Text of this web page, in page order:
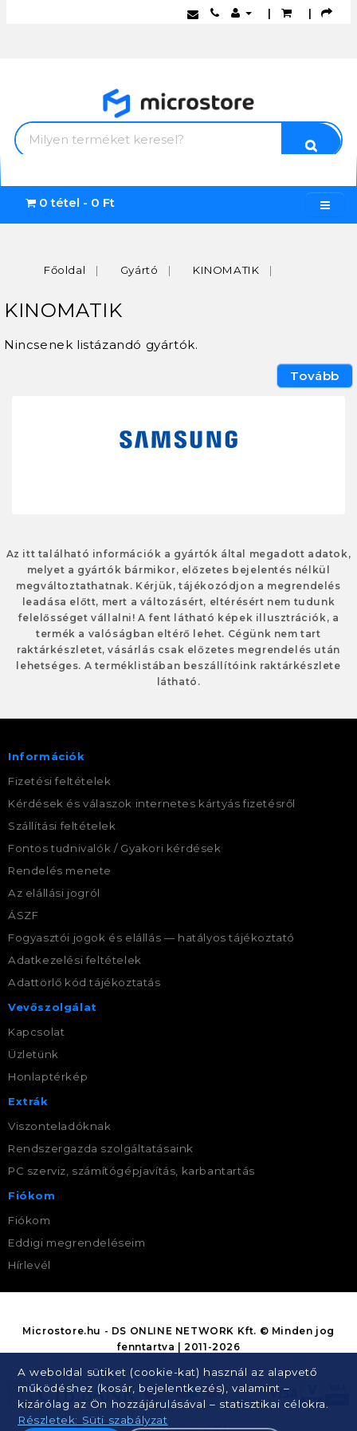
| |
0 tétel - 0 Ft
Főoldal Gyártó KINOMATIK
KINOMATIK
Nincsenek listázandó gyártók.
Tovább
Az itt található információk a gyártók által megadott adatok,
melyet a gyártók bármikor, előzetes bejelentés nélkül
megváltoztathatnak. Kérjük, tájékozódjon a megrendelés
leadása előtt, mert a változásért, eltérésért nem tudunk
felelősséget vállalni! A fent látható képek illusztrációk, a
termék a valóságban eltérő lehet. Cégünk nem tart
raktárkészletet, vásárlás csak előzetes megrendelés után
lehetséges. A terméklistában beszállítóink raktárkészlete
látható.
Információk
Fizetési feltételek
Kérdések és válaszok internetes kártyás fizetésről
Szállítási feltételek
Fontos tudnivalók / Gyakori kérdések
Rendelés menete
Az elállási jogról
ÁSZF
Fogyasztói jogok és elállás — hatályos tájékoztató
Adatkezelési feltételek
Adattörlő kód tájékoztatás
Vevőszolgálat
Kapcsolat
Üzletünk
Honlaptérkép
Extrák
Viszonteladóknak
Rendszergazda szolgáltatásaink
PC szerviz, számítógépjavítás, karbantartás
Fiókom
Fiókom
Eddigi megrendeléseim
Hírlevél
A weboldal sütiket (cookie-kat) használ az alapvető
működéshez (kosár, bejelentkezés), valamint –
kizárólag az Ön hozzájárulásával – statisztikai célokra.
Részletek: Süti szabályzat
Microstore.hu - DS ONLINE NETWORK Kft. © Minden jog
fenntartva | 2011-2026